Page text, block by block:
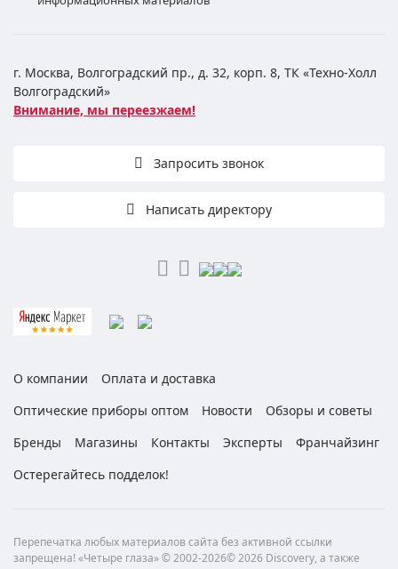
г. Москва, Волгоградский пр., д. 32, корп. 8, ТК «Техно-Холл
Волгоградский»
Внимание, мы переезжаем!
Запросить звонок
Написать директору
О компании
Оплата и доставка
Оптические приборы оптом
Новости
Обзоры и советы
Бренды
Магазины Контакты Эксперты
Франчайзинг
Остерегайтесь подделок!
Перепечатка любых материалов сайта без активной ссылки
запрещена! «Четыре глаза» © 2002-2026© 2026 Discovery, а также